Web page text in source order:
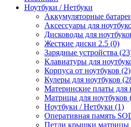
Ноутбуки / Нетбуки
Аккумуляторные
Аксессуары для
Дисководы для
Жесткие диски 2.5 (0)
Зарядные устройства
Клавиатуры для
Корпуса от ноутбуков (2)
Кулеры для ноутбуков
Материнские платы для
Матрицы для ноутбуков
Ноутбуки / Нетбуки (1)
Оперативная память
Петли крышки матрицы